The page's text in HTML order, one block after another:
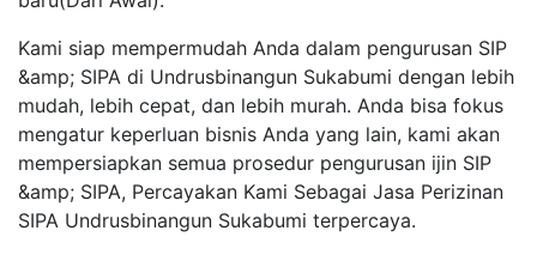
Kami siap mempermudah Anda dalam pengurusan SIP
&amp; SIPA di Undrusbinangun Sukabumi dengan lebih
mudah, lebih cepat, dan lebih murah. Anda bisa fokus
mengatur keperluan bisnis Anda yang lain, kami akan
mempersiapkan semua prosedur pengurusan ijin SIP
&amp; SIPA, Percayakan Kami Sebagai Jasa Perizinan
SIPA Undrusbinangun Sukabumi terpercaya.